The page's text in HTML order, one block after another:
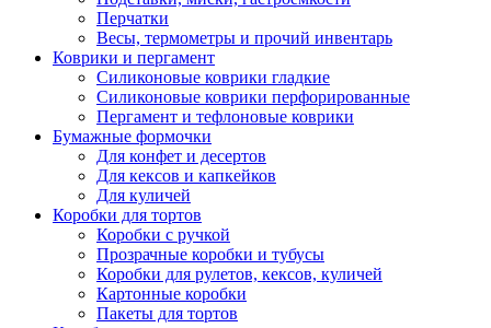
Перчатки
Весы, термометры и прочий инвентарь
Коврики и пергамент
Силиконовые коврики гладкие
Силиконовые коврики перфорированные
Пергамент и тефлоновые коврики
Бумажные формочки
Для конфет и десертов
Для кексов и капкейков
Для куличей
Коробки для тортов
Коробки с ручкой
Прозрачные коробки и тубусы
Коробки для рулетов, кексов, куличей
Картонные коробки
Пакеты для тортов